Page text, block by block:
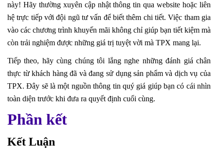
này! Hãy thường xuyên cập nhật thông tin qua website hoặc liên
hệ trực tiếp với đội ngũ tư vấn để biết thêm chi tiết. Việc tham gia
vào các chương trình khuyến mãi không chỉ giúp bạn tiết kiệm mà
còn trải nghiệm được những giá trị tuyệt vời mà TPX mang lại.
Tiếp theo, hãy cùng chúng tôi lắng nghe những đánh giá chân
thực từ khách hàng đã và đang sử dụng sản phẩm và dịch vụ của
TPX. Đây sẽ là một nguồn thông tin quý giá giúp bạn có cái nhìn
toàn diện trước khi đưa ra quyết định cuối cùng.
Phần kết
Kết Luận